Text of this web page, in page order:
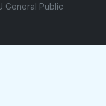
General Public